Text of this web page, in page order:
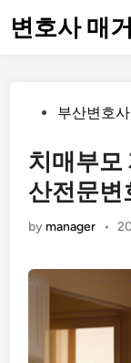
변호사 매
Posted부산변호사
치매부모
산전문변
by manager •